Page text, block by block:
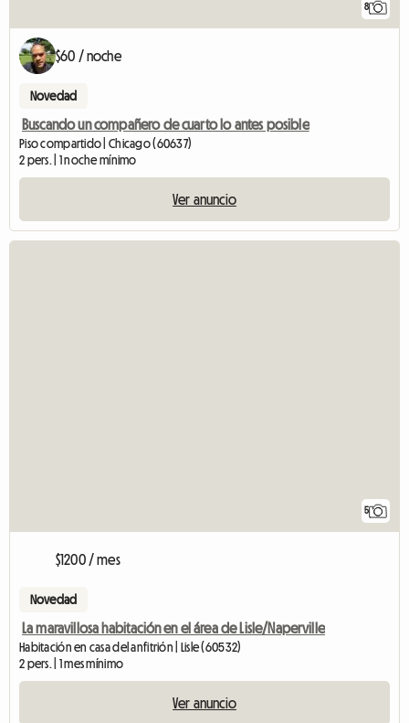
8
$60 / noche
Novedad
Buscando un compañero de cuarto lo antes posible
Piso compartido | Chicago (60637)
2 pers. | 1 noche mínimo
Ver anuncio
5
$1200 / mes
Novedad
La maravillosa habitación en el área de Lisle/Naperville
Habitación en casa del anfitrión | Lisle (60532)
2 pers. | 1 mes mínimo
Ver anuncio